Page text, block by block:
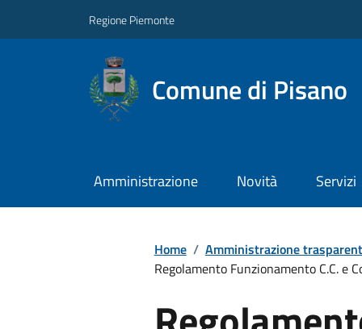
Regione Piemonte
Comune di Pisano
Amministrazione Novità Servizi
Home / Amministrazione
Regolamento Funzionamento C.C. e